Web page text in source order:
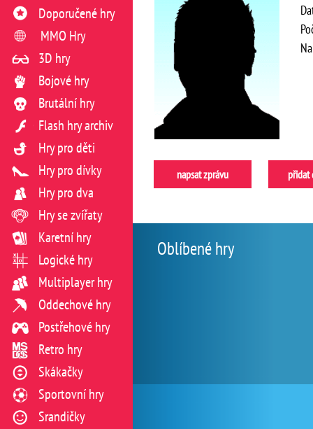
napsat zprávu přidat
Oblíbené hry
Doporučené hry
MMO Hry
3D hry
Bojové hry
Brutální hry
Flash hry archiv
Hry pro děti
Hry pro dívky
Hry pro dva
Hry se zvířaty
Karetní hry
Logické hry
Multiplayer hry
Oddechové hry
Postřehové hry
Retro hry
Skákačky
Sportovní hry
Srandičky